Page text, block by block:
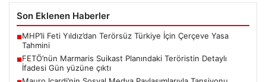
Son Eklenen Haberler
■MHP’li Feti Yıldız’dan Terörsüz Türkiye İçin Çerçeve Yasa
Tahmini
■FETÖ’nün Marmaris Suikast Planındaki Teröristin Detaylı
İfadesi Gün yüzüne çıktı